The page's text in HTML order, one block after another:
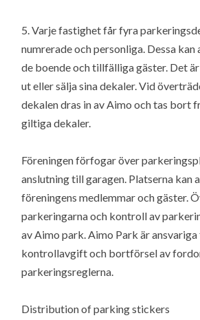
5. Varje fastighet får fyra
numrerade och personliga. Dessa kan
de boende och tillfälliga gäster. Det
ut eller sälja sina dekaler. Vid
dekalen dras in av Aimo och tas bort
giltiga dekaler.
Föreningen förfogar över
anslutning till garagen. Platserna kan
föreningens medlemmar och gäster.
parkeringarna och kontroll av
av Aimo park. Aimo Park är
kontrollavgift och bortförsel av
parkeringsreglerna.
Distribution of parking stickers